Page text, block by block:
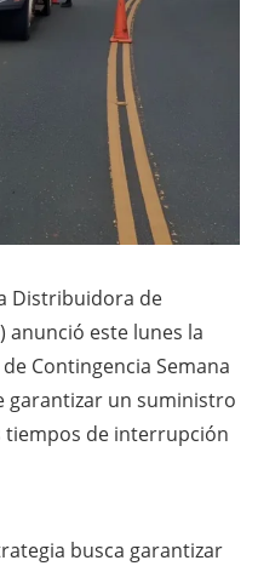
Distribuidora de
anunció este lunes la
Contingencia Semana
garantizar un suministro
tiempos de interrupción
busca garantizar